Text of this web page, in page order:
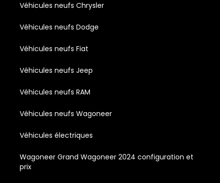
Véhicules neufs Chrysler
Véhicules neufs Dodge
Véhicules neufs Fiat
Véhicules neufs Jeep
Véhicules neufs RAM
Véhicules neufs Wagoneer
Véhicules électriques
Wagoneer Grand Wagoneer 2024 configuration et
prix